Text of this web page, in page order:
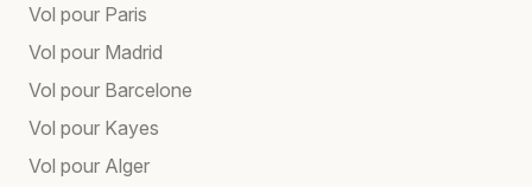
Vol pour Paris
Vol pour Madrid
Vol pour Barcelone
Vol pour Kayes
Vol pour Alger